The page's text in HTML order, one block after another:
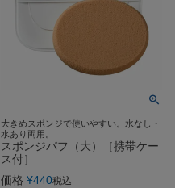
大きめスポンジで使いやすい。水なし・
水あり両用。
スポンジパフ（大）［携帯ケー
ス付］
価格 ¥440税込